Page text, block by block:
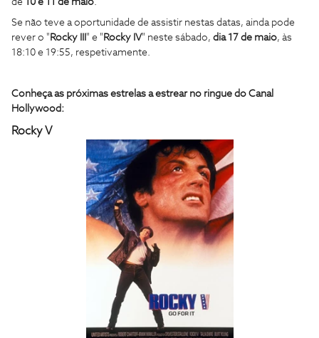
de 10 e 11 de maio.
Se não teve a oportunidade de assistir nestas datas, ainda pode
rever o " Rocky III " e " Rocky IV" neste sábado, dia 17 de maio, às
18:10 e 19:55, respetivamente.
Conheça as próximas estrelas a estrear no ringue do Canal
Hollywood:
Rocky V